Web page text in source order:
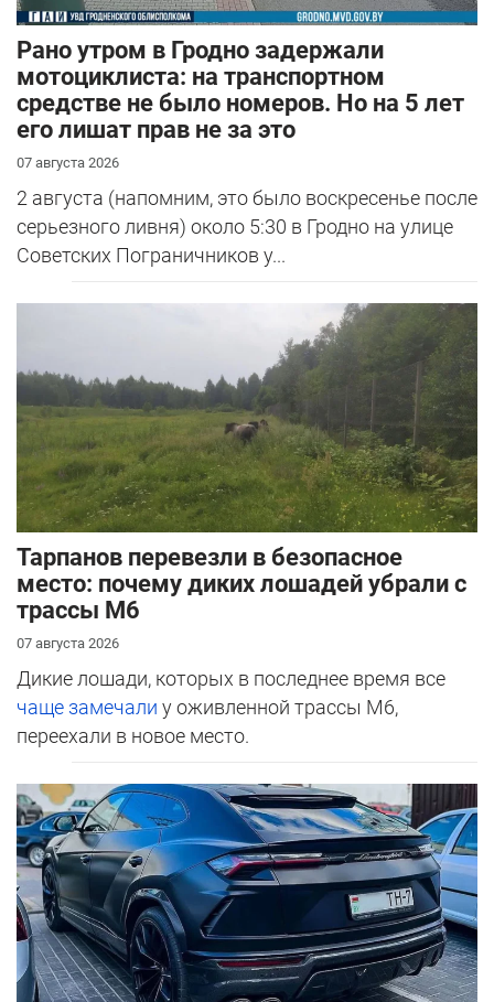
Рано утром в Гродно задержали
мотоциклиста: на транспортном
средстве не было номеров. Но на 5 лет
его лишат прав не за это
07 августа 2026
2 августа (напомним, это было воскресенье после
серьезного ливня) около 5:30 в Гродно на улице
Советских Пограничников у...
Тарпанов перевезли в безопасное
место: почему диких лошадей убрали с
трассы М6
07 августа 2026
Дикие лошади, которых в последнее время все
чаще замечали у оживленной трассы М6,
переехали в новое место.